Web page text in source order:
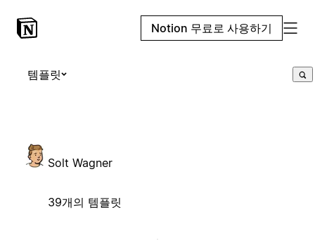
Notion 무료로 사용하기
템플릿
Solt Wagner
39개의 템플릿